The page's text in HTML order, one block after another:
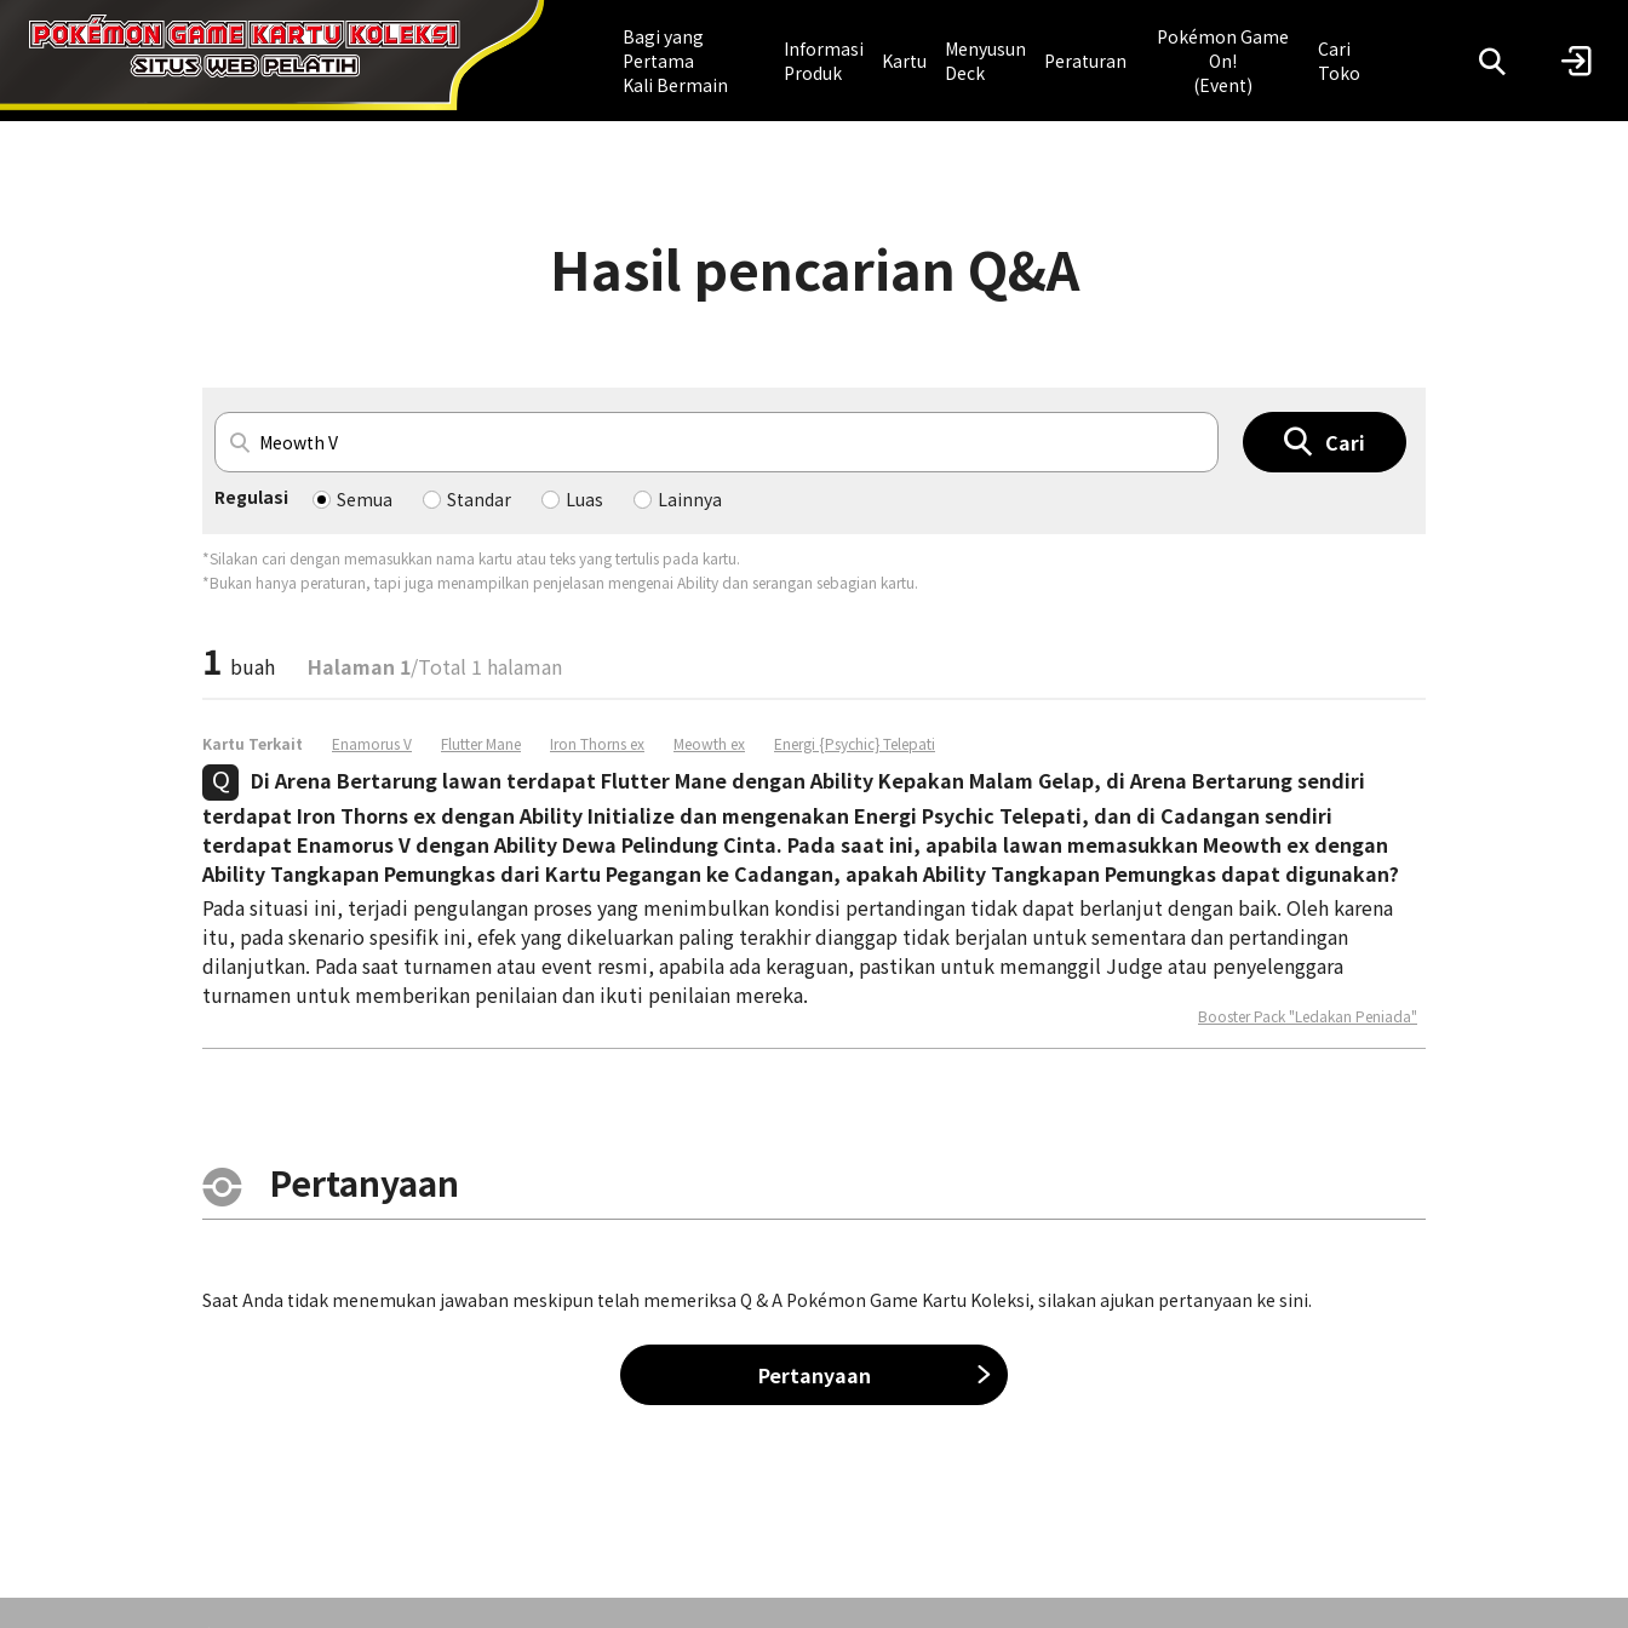
Bagi yang
Pertama
Kali Bermain
Informasi
Produk
Kartu
Menyusun
Deck
Peraturan
Pokémon Game
On!
(Event)
Cari
Toko
Hasil pencarian Q&A
Cari
Regulasi Semua Standar Luas Lainnya
*Silakan cari dengan memasukkan nama kartu atau teks yang tertulis pada kartu.
*Bukan hanya peraturan, tapi juga menampilkan penjelasan mengenai Ability dan serangan sebagian kartu.
1 buah Halaman 1/Total 1 halaman
Kartu Terkait Enamorus V Flutter Mane Iron Thorns ex Meowth ex Energi {Psychic} Telepati
Di Arena Bertarung lawan terdapat Flutter Mane dengan Ability Kepakan Malam Gelap, di Arena Bertarung sendiri
terdapat Iron Thorns ex dengan Ability Initialize dan mengenakan Energi Psychic Telepati, dan di Cadangan sendiri
terdapat Enamorus V dengan Ability Dewa Pelindung Cinta. Pada saat ini, apabila lawan memasukkan Meowth ex dengan
Ability Tangkapan Pemungkas dari Kartu Pegangan ke Cadangan, apakah Ability Tangkapan Pemungkas dapat digunakan?
Pada situasi ini, terjadi pengulangan proses yang menimbulkan kondisi pertandingan tidak dapat berlanjut dengan baik. Oleh karena
itu, pada skenario spesifik ini, efek yang dikeluarkan paling terakhir dianggap tidak berjalan untuk sementara dan pertandingan
dilanjutkan. Pada saat turnamen atau event resmi, apabila ada keraguan, pastikan untuk memanggil Judge atau penyelenggara
turnamen untuk memberikan penilaian dan ikuti penilaian mereka.
Booster Pack "Ledakan Peniada"
Pertanyaan
Saat Anda tidak menemukan jawaban meskipun telah memeriksa Q & A Pokémon Game Kartu Koleksi, silakan ajukan pertanyaan ke sini.
Pertanyaan